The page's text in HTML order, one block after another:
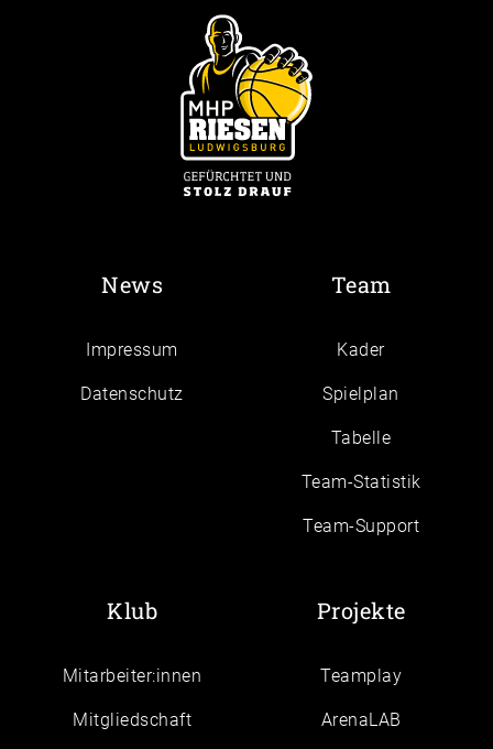
News
Impressum
Daten­schutz
Team
Kader
Spielplan
Tabelle
Team-Statistik
Team-Support
Klub
Mitarbeiter:innen
Mitgliedschaft
Projekte
Teamplay
ArenaLAB